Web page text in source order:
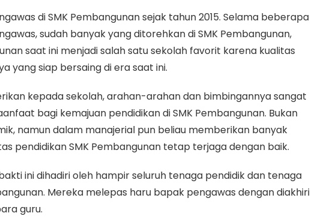
di SMK Pembangunan sejak tahun 2015. Selama beberapa
sudah banyak yang ditorehkan di SMK Pembangunan,
saat ini menjadi salah satu sekolah favorit karena kualitas
yang siap bersaing di era saat ini.
kepada sekolah, arahan-arahan dan bimbingannya sangat
bagi kemajuan pendidikan di SMK Pembangunan. Bukan
namun dalam manajerial pun beliau memberikan banyak
pendidikan SMK Pembangunan tetap terjaga dengan baik.
ini dihadiri oleh hampir seluruh tenaga pendidik dan tenaga
Mereka melepas haru bapak pengawas dengan diakhiri
guru.